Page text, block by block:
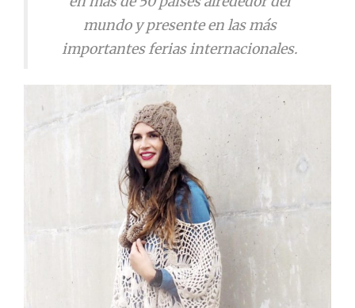
mundo y presente en las más
importantes ferias internacionales.